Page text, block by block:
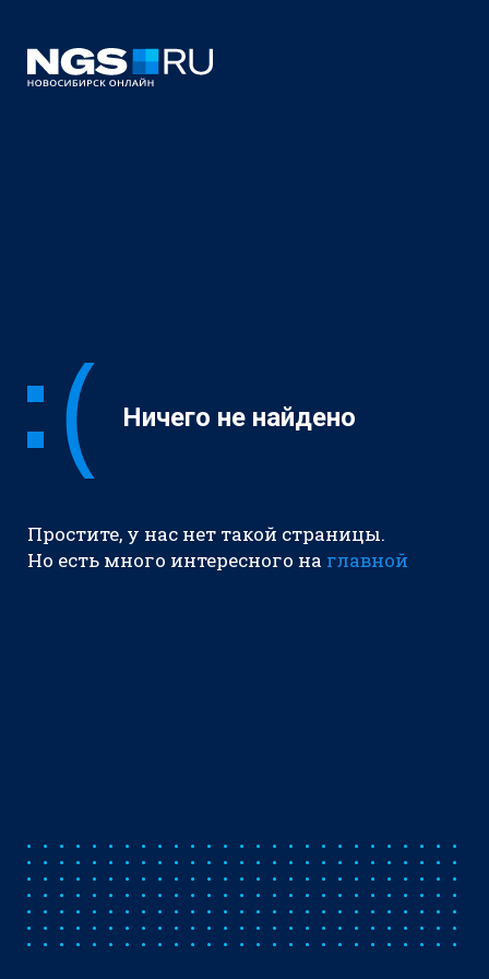
Ничего не найдено
Простите, у нас нет такой страницы.
Но есть много интересного на главной